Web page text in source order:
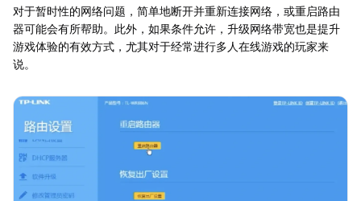
对于暂时性的网络问题，简单地断开并重新连接网络，或重启路由
器可能会有所帮助。此外，如果条件允许，升级网络带宽也是提升
游戏体验的有效方式，尤其对于经常进行多人在线游戏的玩家来
说。